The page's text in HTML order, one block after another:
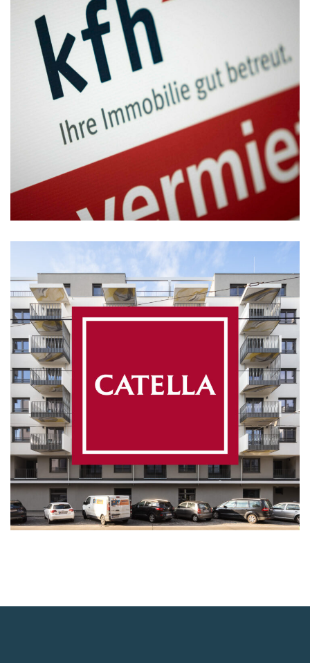
kfh Immobilien
MASSNAHMEN MANAGEMENT
Catella
MASSNAHMEN MANAGEMENT